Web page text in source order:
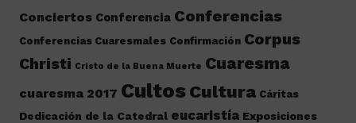
Conciertos Conferencia Conferencias
Conferencias Cuaresmales Confirmación Corpus
Christi Cristo de la Buena Muerte Cuaresma
cuaresma 2017 Cultos Cultura Cáritas
Dedicación de la Catedral eucaristía Exposiciones